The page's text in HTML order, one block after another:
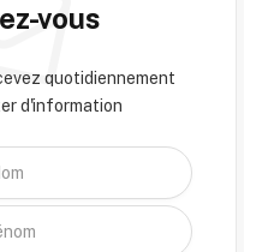
vous
quotidiennement
d'information